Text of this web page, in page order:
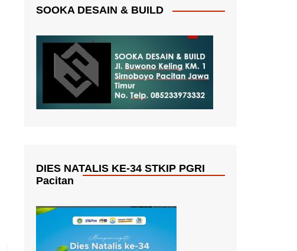
SOOKA DESAIN & BUILD
DIES NATALIS KE-34 STKIP PGRI
Pacitan